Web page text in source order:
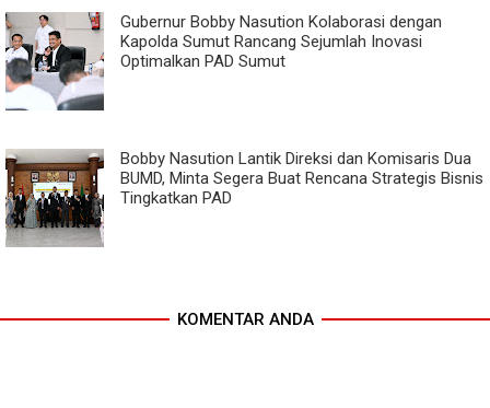
Gubernur Bobby Nasution Kolaborasi dengan
Kapolda Sumut Rancang Sejumlah Inovasi
Optimalkan PAD Sumut
Bobby Nasution Lantik Direksi dan Komisaris Dua
BUMD, Minta Segera Buat Rencana Strategis Bisnis
Tingkatkan PAD
KOMENTAR ANDA